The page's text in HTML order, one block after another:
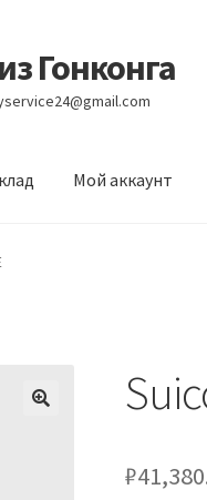
Гонконга
Мой аккаунт
₽